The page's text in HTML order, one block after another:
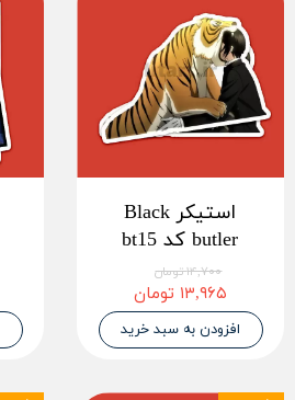
استیکر Black
butler کد bt15
۱۴,۷۰۰ تومان
۱۳,۹۶۵ تومان
افزودن به سبد خرید